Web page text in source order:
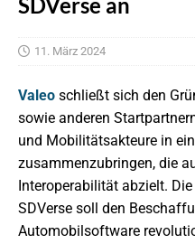
11. März 2024
Valeo schließt sich den
sowie anderen
und Mobilitätsakteure in
zusammenzubringen, die
Interoperabilität abzielt.
SDVerse soll den
Automobilsoftware